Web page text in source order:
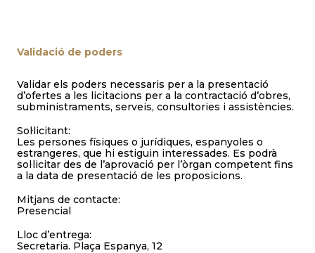
Validació de poders
Validar els poders necessaris per a la presentació
d’ofertes a les licitacions per a la contractació d’obres,
subministraments, serveis, consultories i assistències.
Sol·licitant:
Les persones físiques o jurídiques, espanyoles o
estrangeres, que hi estiguin interessades. Es podrà
sol·licitar des de l’aprovació per l’òrgan competent fins
a la data de presentació de les proposicions.
Mitjans de contacte:
Presencial
Lloc d’entrega:
Secretaria. Plaça Espanya, 12